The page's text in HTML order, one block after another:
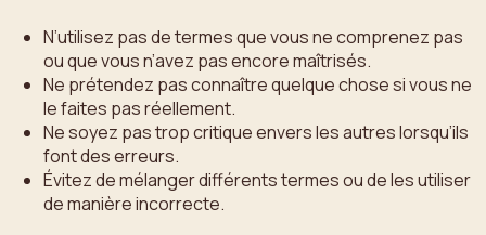
N’utilisez pas de termes que vous ne comprenez pas
ou que vous n’avez pas encore maîtrisés.
Ne prétendez pas connaître quelque chose si vous ne
le faites pas réellement.
Ne soyez pas trop critique envers les autres lorsqu’ils
font des erreurs.
Évitez de mélanger différents termes ou de les utiliser
de manière incorrecte.